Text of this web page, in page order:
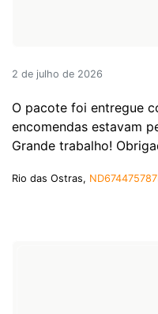
2 de julho de 2026
O pacote foi entregue
encomendas estavam
Grande trabalho!
Rio das Ostras,